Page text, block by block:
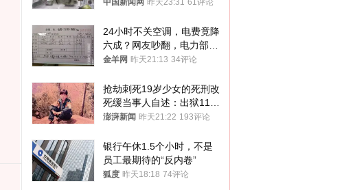
中国新闻网 昨天23:31 61评论
24小时不关空调，电费竟降
六成？网友吵翻，电力部门
回应→
金羊网 昨天21:13 34评论
抢劫刺死19岁少女的死刑改
死缓当事人自述：出狱11年
间始终刻意躲避被害人家属
澎湃新闻 昨天21:22 193评论
银行午休1.5个小时，不是
员工最期待的“反内卷”
狐度 昨天18:18 74评论